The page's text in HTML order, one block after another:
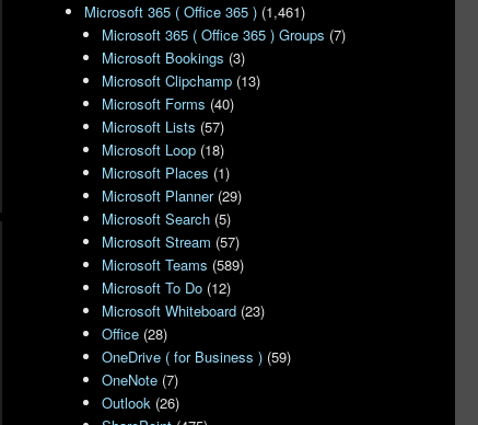
Microsoft 365 ( Office 365 ) (1,461)
Microsoft 365 ( Office 365 ) Groups (7)
Microsoft Bookings (3)
Microsoft Clipchamp (13)
Microsoft Forms (40)
Microsoft Lists (57)
Microsoft Loop (18)
Microsoft Places (1)
Microsoft Planner(29)
Microsoft Search (5)
Microsoft Stream (57)
Microsoft Teams (589)
Microsoft To Do (12)
Microsoft Whiteboard (23)
Office (28)
OneDrive ( for Business ) (59)
OneNote (7)
Outlook (26)